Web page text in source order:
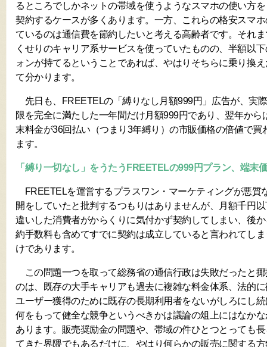
るところでしかネットの帯域を使うようなスマホの使い方
契約するケースが多くあります。一方、これらの格安スマ
ているのは通信費を節約したいと考える高齢者です。それ
くせりのキャリア系サービスを使っていたものの、半額以
ォンが持てるということであれば、やはりそちらに乗り換
て分かります。
先日も、FREETELの「縛りなし月額999円」広告が、実
限を完全に満たした一年間だけ月額999円であり、翌年から
末料金が36回払い（つまり3年縛り）の市販価格の倍値で買
ます。
「縛り一切なし」をうたうFREETELの999円プラン、端末
FREETELを運営するプラスワン・マーケティングが悪質
開をしていたと批判するつもりはありませんが、月額千円
違いした消費者がからくりに気付かず契約してしまい、後
約手数料も含めてすでに契約は成立していると言われてし
けであります。
この問題一つを取って総務省の通信行政は失敗だったと
のは、既存の大手キャリアも過去に複雑な料金体系、法的
ユーザー獲得のために既存の長期利用者をないがしろにし
何をもって健全な競争というべきかは議論の俎上にはなか
あります。販売奨励金の問題や、帯域の件ひとつとっても
てきた界隈でもあるだけに、やはり何らかの販売に関する